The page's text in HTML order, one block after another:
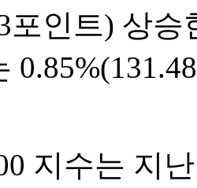
포인트) 상
지수는 지